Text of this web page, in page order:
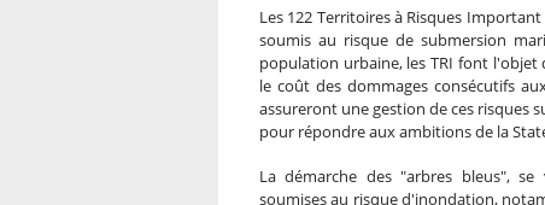
Les 122 Territoires à Risques
soumis au risque de submersion
population urbaine, les TRI font
le coût des dommages consécutifs
assureront une gestion de ces risques
pour répondre aux ambitions de la
La démarche des "arbres bleus",
soumises au risque d'inondation,